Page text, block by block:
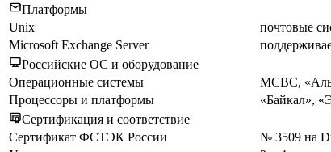
Платформы
Unix
почтовые
Microsoft Exchange Server
Российские ОС и оборудование
Операционные системы
МСВС,
Процессоры и платформы
«Байкал»,
Сертификация и соответствие
Сертификат ФСТЭК России
№ 3509 на